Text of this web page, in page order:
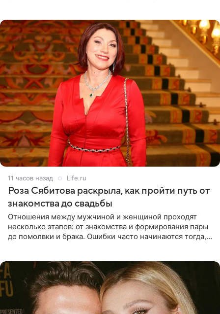
11 часов назад Life.ru
Роза Сябитова раскрыла, как пройти путь от
знакомства до свадьбы
Отношения между мужчиной и женщиной проходят
несколько этапов: от знакомства и формирования пары
до помолвки и брака. Ошибки часто начинаются тогда,